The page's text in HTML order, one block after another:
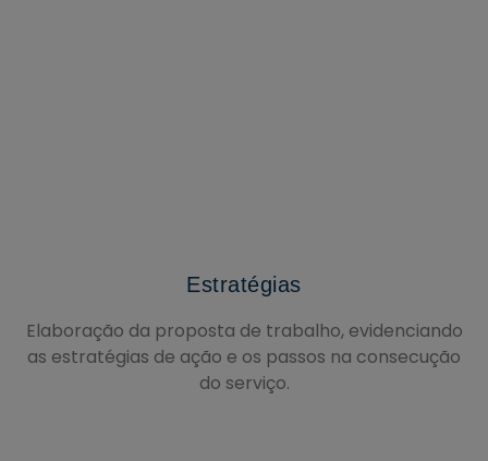
Estratégias
Elaboração da proposta de trabalho, evidenciando
as estratégias de ação e os passos na consecução
do serviço.